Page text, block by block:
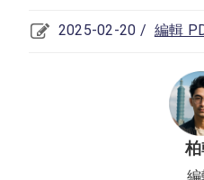
2025-02-20 / 編輯